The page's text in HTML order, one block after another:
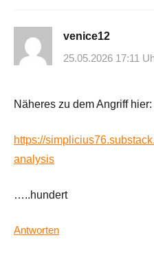
venice12
25.05.2026 17:11
Näheres zu dem Angriff hier:
https://
analysis
…..hundert
Antworten